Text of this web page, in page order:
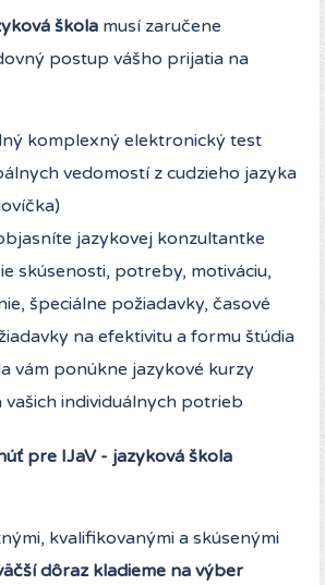
škola musí zaručene
postup vášho prijatia na
komplexný elektronický test
vedomostí z cudzieho jazyka
jazykovej konzultantke
skúsenosti, potreby, motiváciu,
špeciálne požiadavky, časové
na efektivitu a formu štúdia
vám ponúkne jazykové kurzy
individuálnych potrieb
pre IJaV - jazyková škola
kvalifikovanými a skúsenými
dôraz kladieme na výber